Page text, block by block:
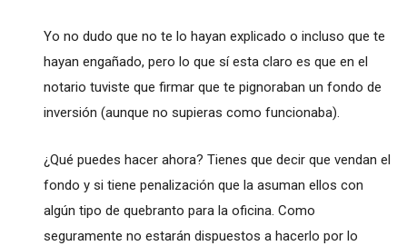
Yo no dudo que no te lo hayan explicado o incluso que te
hayan engañado, pero lo que sí esta claro es que en el
notario tuviste que firmar que te pignoraban un fondo de
inversión (aunque no supieras como funcionaba).
¿Qué puedes hacer ahora? Tienes que decir que vendan el
fondo y si tiene penalización que la asuman ellos con
algún tipo de quebranto para la oficina. Como
seguramente no estarán dispuestos a hacerlo por lo